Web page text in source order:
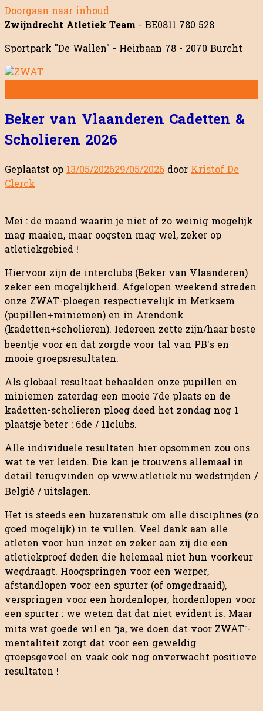
Doorgaan naar inhoud
Zwijndrecht Atletiek Team - BE0811 780 528
Sportpark "De Wallen" - Heirbaan 78 - 2070 Burcht
Beker van Vlaanderen Cadetten &
Scholieren 2026
Geplaatst op 13/05/202629/05/2026 door Kristof De
Clerck
Mei : de maand waarin je niet of zo weinig mogelijk
mag maaien, maar oogsten mag wel, zeker op
atletiekgebied !
Hiervoor zijn de interclubs (Beker van Vlaanderen)
zeker een mogelijkheid. Afgelopen weekend streden
onze ZWAT-ploegen respectievelijk in Merksem
(pupillen+miniemen) en in Arendonk
(kadetten+scholieren). Iedereen zette zijn/haar beste
beentje voor en dat zorgde voor tal van PB’s en
mooie groepsresultaten.
Als globaal resultaat behaalden onze pupillen en
miniemen zaterdag een mooie 7de plaats en de
kadetten-scholieren ploeg deed het zondag nog 1
plaatsje beter : 6de / 11clubs.
Alle individuele resultaten hier opsommen zou ons
wat te ver leiden. Die kan je trouwens allemaal in
detail terugvinden op www.atletiek.nu wedstrijden /
België / uitslagen.
Het is steeds een huzarenstuk om alle disciplines (zo
goed mogelijk) in te vullen. Veel dank aan alle
atleten voor hun inzet en zeker aan zij die een
atletiekproef deden die helemaal niet hun voorkeur
wegdraagt. Hoogspringen voor een werper,
afstandlopen voor een spurter (of omgedraaid),
verspringen voor een hordenloper, hordenlopen voor
een spurter : we weten dat dat niet evident is. Maar
mits wat goede wil en “ja, we doen dat voor ZWAT”-
mentaliteit zorgt dat voor een geweldig
groepsgevoel en vaak ook nog onverwacht positieve
resultaten !